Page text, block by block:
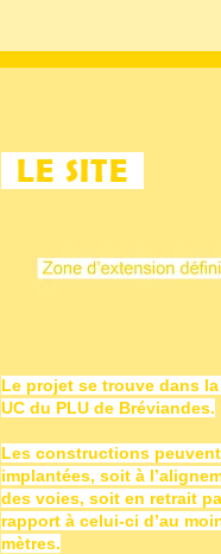
LE SITE
Le projet se trouve dans
UC du PLU de Bréviandes.
Les constructions
implantées, soit à
des voies, soit en retrait
rapport à celui-ci d’au
mètres.